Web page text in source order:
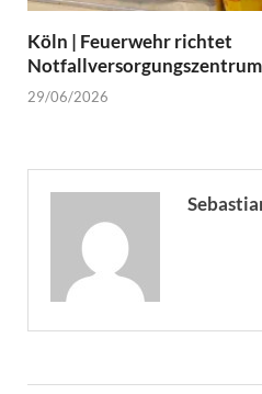
Köln | Feuerwehr richtet
29/06/2026